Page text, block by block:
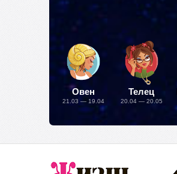
Овен
21.03 — 19.04
Телец
20.04 — 20.05